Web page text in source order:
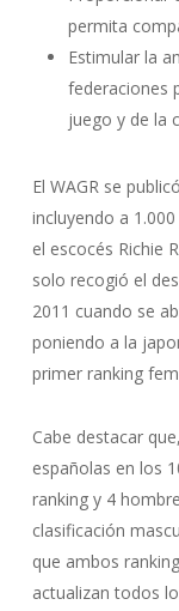
permita
Estimular la
federaciones
juego y de la
El WAGR se
incluyendo a
el escocés Richie
solo recogió el
2011 cuando se
poniendo a la
primer ranking
Cabe destacar
españolas en los
ranking y 4
clasificación
que ambos
actualizan todos